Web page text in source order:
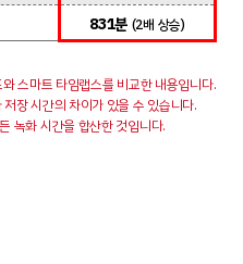
831분 (2배 상승)
스마트 타임랩스를 비교한 내용입니다.
장 시간의 차이가 있을 수 있습니다.
녹화 시간을 합산한 것입니다.